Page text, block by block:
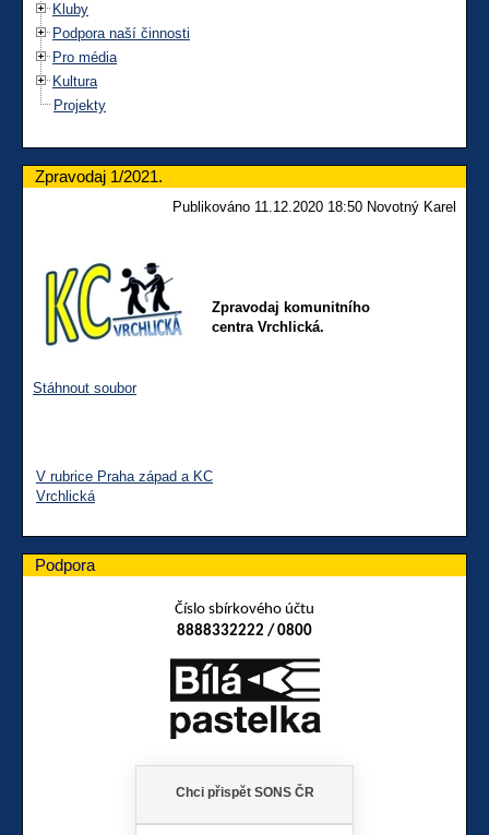
Kluby
Podpora naší činnosti
Pro média
Kultura
Projekty
Zpravodaj 1/2021.
Publikováno 11.12.2020 18:50 Novotný Karel
Zpravodaj komunitního
centra Vrchlická.
Stáhnout soubor
V rubrice Praha západ a KC
Vrchlická
Podpora
Číslo sbírkového účtu
8888332222 / 0800